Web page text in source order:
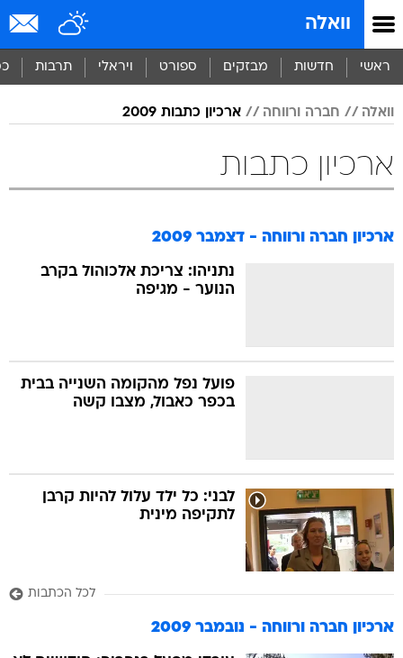
וואלה
ראשי חדשות מבזקים ספורט ויראלי תרבות
וואלה חברה ורווחה ארכיון כתבות 2009
ארכיון כתבות
ארכיון חברה ורווחה - דצמבר 2009
נתניהו: צריכת אלכוהול בקרב
הנוער - מגיפה
פועל נפל מהקומה השנייה בבית
בכפר כאבול, מצבו קשה
לבני: כל ילד עלול להיות קרבן
לתקיפה מינית
לכל הכתבות
ארכיון חברה ורווחה - נובמבר 2009